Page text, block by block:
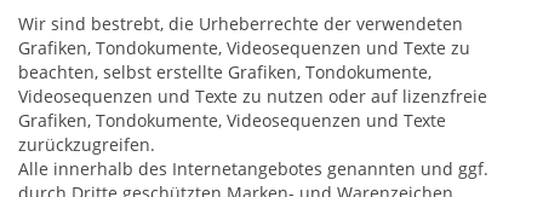
Wir sind bestrebt, die Urheberrechte der verwendeten
Grafiken, Tondokumente, Videosequenzen und Texte zu
beachten, selbst erstellte Grafiken, Tondokumente,
Videosequenzen und Texte zu nutzen oder auf lizenzfreie
Grafiken, Tondokumente, Videosequenzen und Texte
zurückzugreifen.
Alle innerhalb des Internetangebotes genannten und ggf.